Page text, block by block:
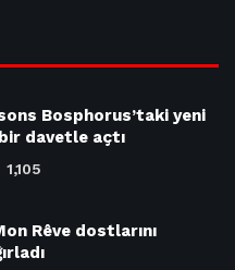
Bosphorus’taki yeni
davetle açtı
1,105
Rêve dostlarını